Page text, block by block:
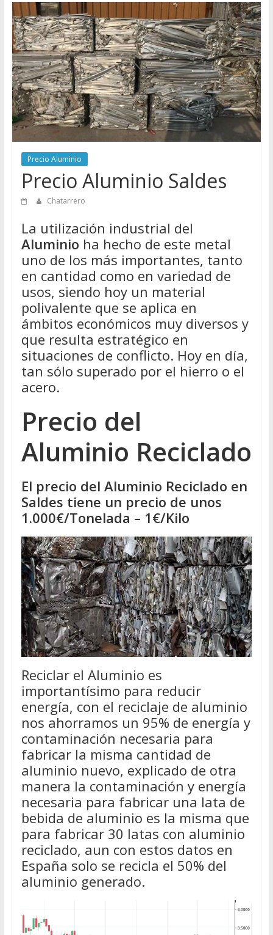
Precio
de
Chatarra
Directorio
de
Chatarreros
para
vender
Chatarra
Precio Aluminio
Precio Aluminio Saldes
Chatarrero
La utilización industrial del
Aluminio ha hecho de este metal
uno de los más importantes, tanto
en cantidad como en variedad de
usos, siendo hoy un material
polivalente que se aplica en
ámbitos económicos muy diversos y
que resulta estratégico en
situaciones de conflicto. Hoy en día,
tan sólo superado por el hierro o el
acero.
Precio del
Aluminio Reciclado
El precio del Aluminio Reciclado en
Saldes tiene un precio de unos
1.000€/Tonelada – 1€/Kilo
Reciclar el Aluminio es
importantísimo para reducir
energía, con el reciclaje de aluminio
nos ahorramos un 95% de energía y
contaminación necesaria para
fabricar la misma cantidad de
aluminio nuevo, explicado de otra
manera la contaminación y energía
necesaria para fabricar una lata de
bebida de aluminio es la misma que
para fabricar 30 latas con aluminio
reciclado, aun con estos datos en
España solo se recicla el 50% del
aluminio generado.